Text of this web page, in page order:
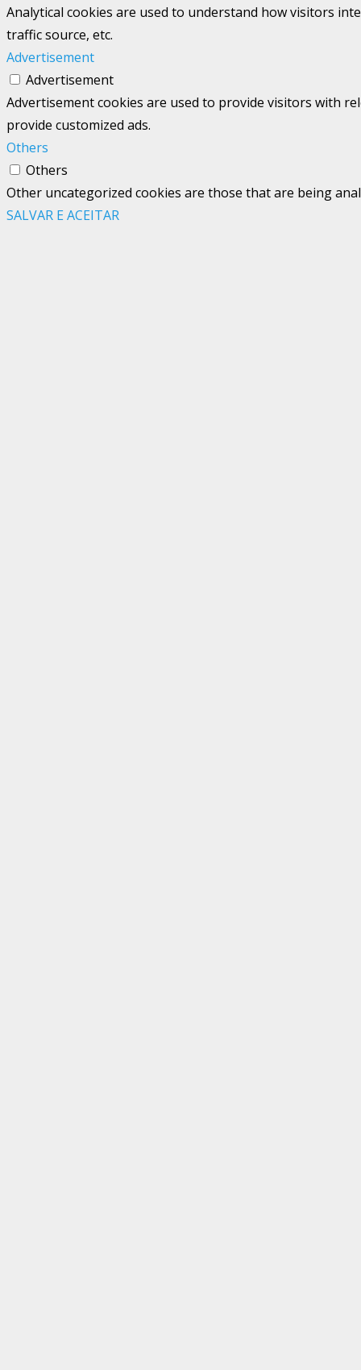
Analytical cookies are used to understand how visitors
traffic source, etc.
Advertisement
Advertisement
Advertisement cookies are used to provide visitors with
provide customized ads.
Others
Others
Other uncategorized cookies are those that are being
SALVAR E ACEITAR